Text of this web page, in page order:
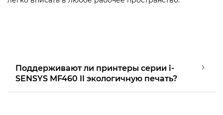
Поддерживают ли принтеры серии i-
SENSYS MF460 II экологичную печать?